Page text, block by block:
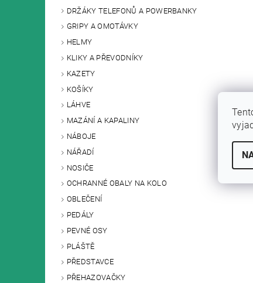
DRŽÁKY TELEFONŮ A POWERBANKY
GRIPY A OMOTÁVKY
HELMY
KLIKY A PŘEVODNÍKY
KAZETY
KOŠÍKY
LÁHVE
MAZÁNÍ A KAPALINY
NÁBOJE
NÁŘADÍ
NOSIČE
OCHRANNÉ OBALY NA KOLO
OBLEČENÍ
PEDÁLY
PEVNÉ OSY
PLÁŠTĚ
PŘEDSTAVCE
PŘEHAZOVAČKY